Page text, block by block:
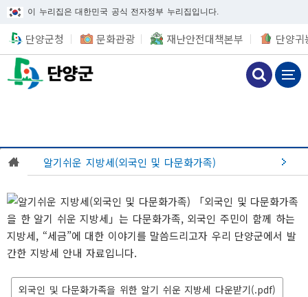
이 누리집은 대한민국 공식 전자정부 누리집입니다.
단양군청 문화관광 재난안전대책본부 단양귀
알기쉬운 지방세(외국인 및 다문화가족)
외국인 및 다문화가족을 위한 알기 쉬운 지방세 다운받기(.pdf)